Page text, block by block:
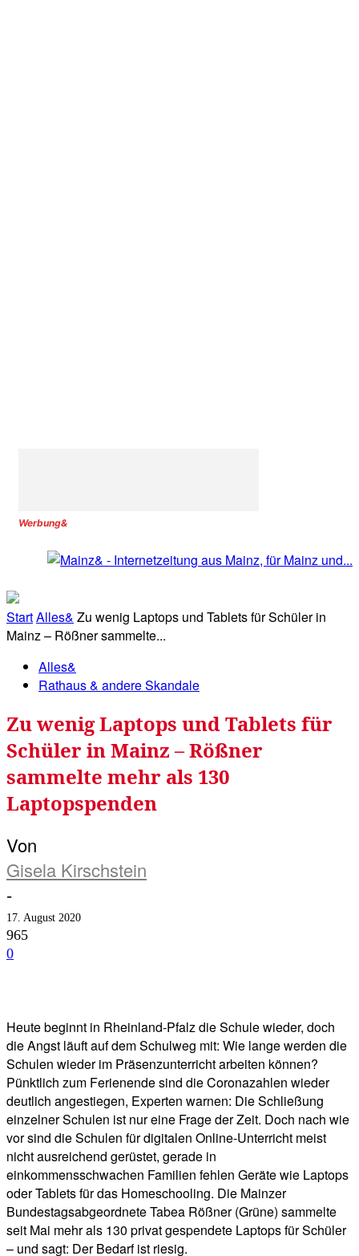
Werbung&
StartAlles& Zu wenig Laptops und Tablets für Schüler in
Mainz – Rößner sammelte...
Alles&
Rathaus & andere Skandale
Zu wenig Laptops und Tablets für
Schüler in Mainz – Rößner
sammelte mehr als 130
Laptopspenden
Von
Gisela Kirschstein
-
17. August 2020
965
0
Heute beginnt in Rheinland-Pfalz die Schule wieder, doch
die Angst läuft auf dem Schulweg mit: Wie lange werden die
Schulen wieder im Präsenzunterricht arbeiten können?
Pünktlich zum Ferienende sind die Coronazahlen wieder
deutlich angestiegen, Experten warnen: Die Schließung
einzelner Schulen ist nur eine Frage der Zeit. Doch nach wie
vor sind die Schulen für digitalen Online-Unterricht meist
nicht ausreichend gerüstet, gerade in
einkommensschwachen Familien fehlen Geräte wie Laptops
oder Tablets für das Homeschooling. Die Mainzer
Bundestagsabgeordnete Tabea Rößner (Grüne) sammelte
seit Mai mehr als 130 privat gespendete Laptops für Schüler
– und sagt: Der Bedarf ist riesig.